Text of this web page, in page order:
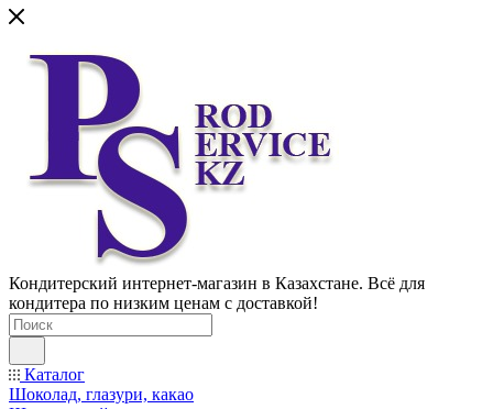
Кондитерский интернет-магазин в Казахстане. Всё для
кондитера по низким ценам с доставкой!
Каталог
Шоколад, глазури, какао